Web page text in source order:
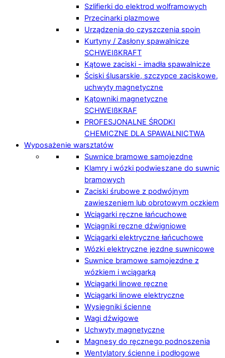
Szlifierki do elektrod wolframowych
Przecinarki plazmowe
Urządzenia do czyszczenia spoin
Kurtyny / Zasłony spawalnicze
SCHWEIßKRAFT
Kątowe zaciski - imadła spawalnicze
Ściski ślusarskie, szczypce zaciskowe,
uchwyty magnetyczne
Kątowniki magnetyczne
SCHWEIßKRAF
PROFESJONALNE ŚRODKI
CHEMICZNE DLA SPAWALNICTWA
Wyposażenie warsztatów
Suwnice bramowe samojezdne
Klamry i wózki podwieszane do suwnic
bramowych
Zaciski śrubowe z podwójnym
zawieszeniem lub obrotowym oczkiem
Wciągarki ręczne łańcuchowe
Wciągniki ręczne dźwigniowe
Wciągarki elektryczne łańcuchowe
Wózki elektryczne jezdne suwnicowe
Suwnice bramowe samojezdne z
wózkiem i wciągarką
Wciągarki linowe ręczne
Wciągarki linowe elektryczne
Wysięgniki ścienne
Wagi dźwigowe
Uchwyty magnetyczne
Magnesy do ręcznego podnoszenia
Wentylatory ścienne i podłogowe